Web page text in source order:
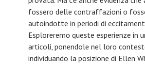
fossero delle contraffazioni o
autoindotte in periodi di
Esploreremo queste esperienze in
articoli, ponendole nel loro
individuando la posizione di Ellen